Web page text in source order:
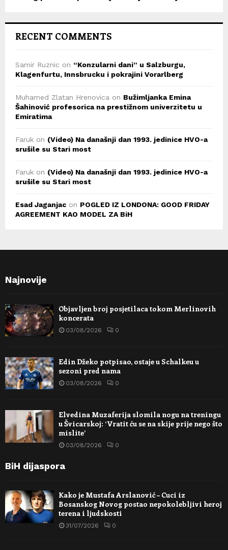
RECENT COMMENTS
Samir Ruznic on “Konzularni dani” u Salzburgu,
Klagenfurtu, Innsbrucku i pokrajini Vorarlberg
Muhamed Zlatan Hrenovica on Bužimljanka Emina
Šahinović profesorica na prestižnom univerzitetu u
Emiratima
Faruk on (Video) Na današnji dan 1993. jedinice HVO-a
srušile su Stari most
Faruk on (Video) Na današnji dan 1993. jedinice HVO-a
srušile su Stari most
Esad Jaganjac on POGLED IZ LONDONA: GOOD FRIDAY
AGREEMENT KAO MODEL ZA BiH
Najnovije
Objavljen broj posjetilaca tokom Merlinovih
koncerata
03/08/2026 0
Edin Džeko potpisao, ostaje u Schalkeu u
sezoni pred nama
03/08/2026 0
Elvedina Muzaferija slomila nogu na treningu
u Švicarskoj: ‘Vratit ću se na skije prije nego što
mislite’
03/08/2026 0
BiH dijaspora
Kako je Mustafa Arslanović – Cuci iz
Bosanskog Novog postao nepokolebljivi heroj
terena i ljudskosti
31/07/2026 0